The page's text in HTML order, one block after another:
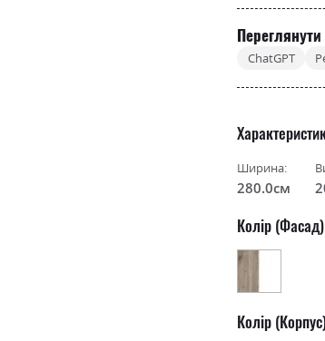
ChatGPT
Ширина:
280.0см
Колір
Колір